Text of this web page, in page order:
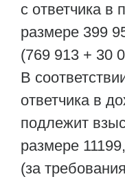
с ответчика в
размере 399
(769 913 + 30
В
ответчика в
подлежит
размере
(за